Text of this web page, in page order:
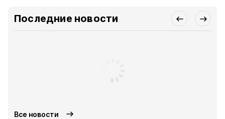
Последние новости
Все новости